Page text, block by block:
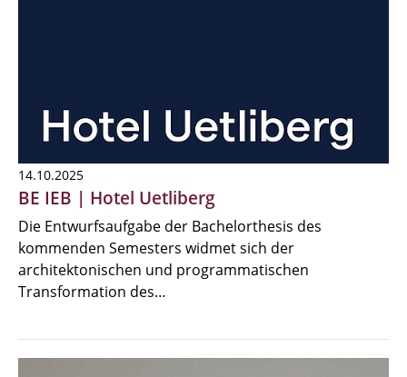
14.10.2025
BE IEB | Hotel Uetliberg
Die Entwurfsaufgabe der Bachelorthesis des
kommenden Semesters widmet sich der
architektonischen und programmatischen
Transformation des…